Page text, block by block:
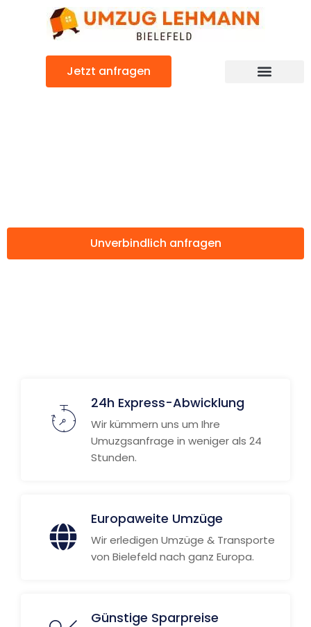
Jetzt anfragen
Unverbindlich anfragen
24h Express-Abwicklung
Wir kümmern uns um Ihre
Umuzgsanfrage in weniger als 24
Stunden.
Europaweite Umzüge
Wir erledigen Umzüge & Transporte
von Bielefeld nach ganz Europa.
Günstige Sparpreise